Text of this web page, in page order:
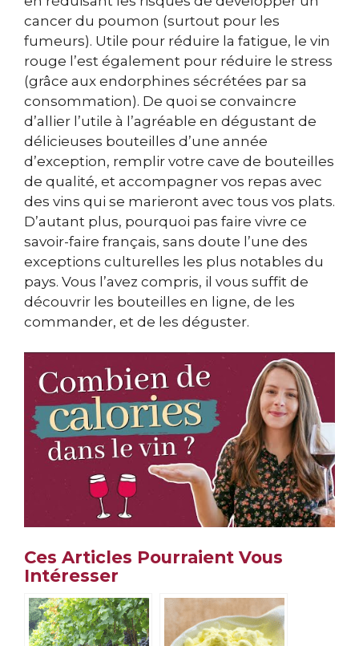
cancer du poumon (surtout pour les
fumeurs). Utile pour réduire la fatigue, le vin
rouge l’est également pour réduire le stress
(grâce aux endorphines sécrétées par sa
consommation). De quoi se convaincre
d’allier l’utile à l’agréable en dégustant de
délicieuses bouteilles d’une année
d’exception, remplir votre cave de bouteilles
de qualité, et accompagner vos repas avec
des vins qui se marieront avec tous vos plats.
D’autant plus, pourquoi pas faire vivre ce
savoir-faire français, sans doute l’une des
exceptions culturelles les plus notables du
pays. Vous l’avez compris, il vous suffit de
découvrir les bouteilles en ligne, de les
commander, et de les déguster.
Ces Articles Pourraient Vous
Intéresser